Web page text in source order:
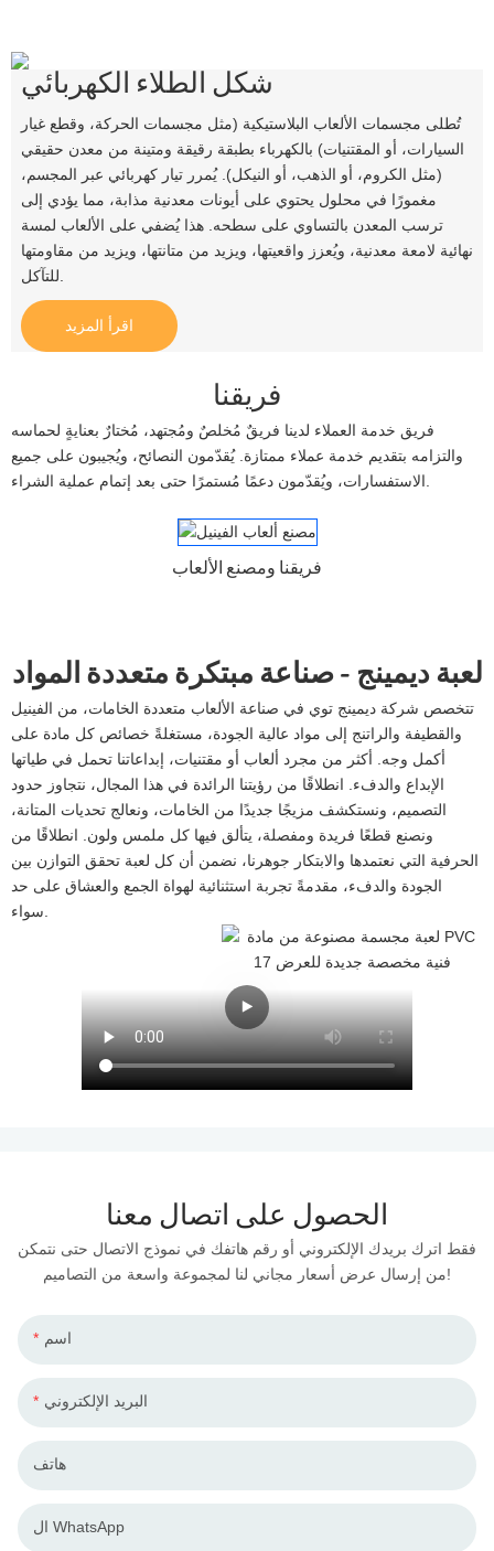
شكل الطلاء الكهربائي
تُطلى مجسمات الألعاب البلاستيكية (مثل مجسمات الحركة، وقطع غيار
السيارات، أو المقتنيات) بالكهرباء بطبقة رقيقة ومتينة من معدن حقيقي
(مثل الكروم، أو الذهب، أو النيكل). يُمرر تيار كهربائي عبر المجسم،
مغمورًا في محلول يحتوي على أيونات معدنية مذابة، مما يؤدي إلى
ترسب المعدن بالتساوي على سطحه. هذا يُضفي على الألعاب لمسة
نهائية لامعة معدنية، ويُعزز واقعيتها، ويزيد من متانتها، ويزيد من مقاومتها
للتآكل.
اقرأ المزيد
فريقنا
فريق خدمة العملاء لدينا فريقٌ مُخلصٌ ومُجتهد، مُختارٌ بعنايةٍ لحماسه
والتزامه بتقديم خدمة عملاء ممتازة. يُقدّمون النصائح، ويُجيبون على جميع
فريقنا ومصنع الألعاب
لعبة ديمينج - صناعة مبتكرة متعددة المواد
تتخصص شركة ديمينج توي في صناعة الألعاب متعددة الخامات، من الفينيل
والقطيفة والراتنج إلى مواد عالية الجودة، مستغلةً خصائص كل مادة على
أكمل وجه. أكثر من مجرد ألعاب أو مقتنيات، إبداعاتنا تحمل في طياتها
الإبداع والدفء. انطلاقًا من رؤيتنا الرائدة في هذا المجال، نتجاوز حدود
التصميم، ونستكشف مزيجًا جديدًا من الخامات، ونعالج تحديات المتانة،
ونصنع قطعًا فريدة ومفصلة، ​​يتألق فيها كل ملمس ولون. انطلاقًا من
الحرفية التي نعتمدها والابتكار جوهرنا، نضمن أن كل لعبة تحقق التوازن بين
الجودة والدفء، مقدمةً تجربة استثنائية لهواة الجمع والعشاق على حد
الحصول على اتصال معنا
فقط اترك بريدك الإلكتروني أو رقم هاتفك في نموذج الاتصال حتى نتمكن
من إرسال عرض أسعار مجاني لنا لمجموعة واسعة من التصاميم!
اسم
البريد الإلكتروني
هاتف
ال WhatsApp